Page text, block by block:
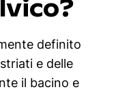
definito
e delle
il bacino e